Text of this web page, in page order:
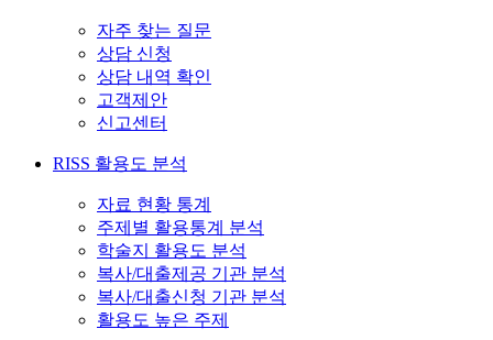
자주 찾는 질문
상담 신청
상담 내역 확인
고객제안
신고센터
RISS 활용도 분석
자료 현황 통계
주제별 활용통계 분석
학술지 활용도 분석
복사/대출제공 기관 분석
복사/대출신청 기관 분석
활용도 높은 주제